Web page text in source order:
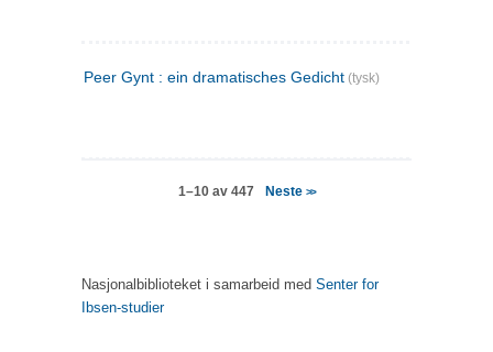
Peer Gynt : ein dramatisches Gedicht (tysk)
1–10 av 447 Neste >>
Nasjonalbiblioteket i samarbeid med Senter for
Ibsen-studier